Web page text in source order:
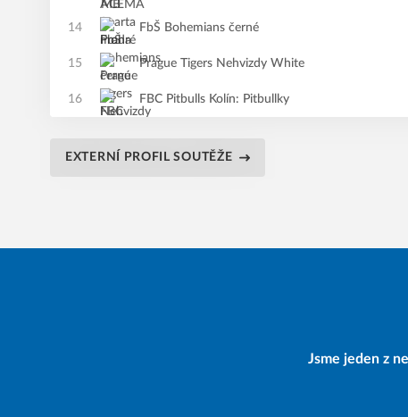
14 FbŠ Bohemians černé
15 Prague Tigers Nehvizdy White
16 FBC Pitbulls Kolín: Pitbullky
EXTERNÍ PROFIL SOUTĚŽE
Jsme jeden z